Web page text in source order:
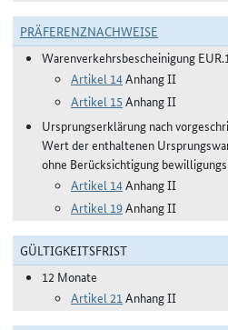
PRÄFERENZNACHWEISE
Warenverkehrsbescheinigung
Artikel 14Anhang II
Artikel 15 Anhang II
Ursprungserklärung nach
Wert der enthaltenen
ohne Berücksichtigung
Artikel 14Anhang II
Artikel 19Anhang II
GÜLTIGKEITSFRIST
12 Monate
Artikel 21Anhang II